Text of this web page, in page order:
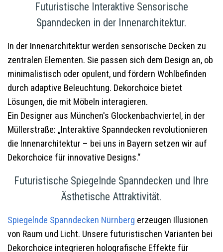
Futuristische Interaktive Sensorische
Spanndecken in der Innenarchitektur.
In der Innenarchitektur werden sensorische Decken zu
zentralen Elementen. Sie passen sich dem Design an, ob
minimalistisch oder opulent, und fördern Wohlbefinden
durch adaptive Beleuchtung. Dekorchoice bietet
Lösungen, die mit Möbeln interagieren.
Ein Designer aus München's Glockenbachviertel, in der
Müllerstraße: „Interaktive Spanndecken revolutionieren
die Innenarchitektur – bei uns in Bayern setzen wir auf
Dekorchoice für innovative Designs.“
Futuristische Spiegelnde Spanndecken und Ihre
Ästhetische Attraktivität.
Spiegelnde Spanndecken Nürnberg erzeugen Illusionen
von Raum und Licht. Unsere futuristischen Varianten bei
Dekorchoice integrieren holografische Effekte für